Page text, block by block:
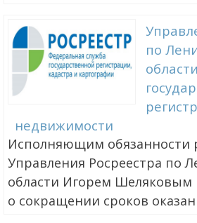
по
недвижимости
Исполняющим обязанности
Управления Росреестра по
области Игорем
о сокращении сроков